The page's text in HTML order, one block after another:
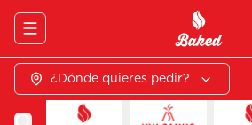
Abrir menu de navegación
¿Dónde quieres pedir?